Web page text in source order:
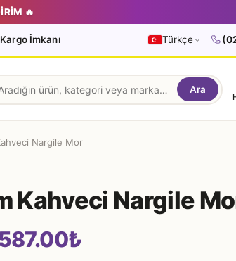
🔥
İmkanı Türkçe
Ara
Nargile Mor
Kahveci Nargile
₺